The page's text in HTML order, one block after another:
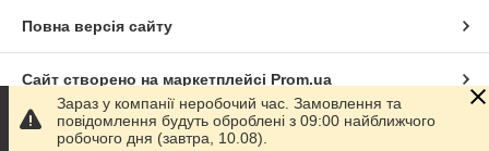
Повна версія сайту
Сайт створено на маркетплейсі Prom.ua
Політика конфіденційності
Зараз у компанії неробочий час. Замовлення та
повідомлення будуть оброблені з 09:00 найближчого
робочого дня (завтра, 10.08).